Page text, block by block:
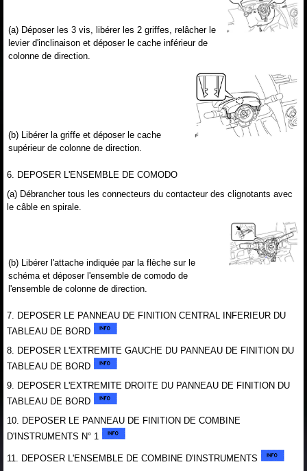
(a) Déposer les 3 vis, libérer les 2 griffes, relâcher le
levier d'inclinaison et déposer le cache inférieur de
colonne de direction.
(b) Libérer la griffe et déposer le cache
supérieur de colonne de direction.
6. DEPOSER L'ENSEMBLE DE COMODO
(a) Débrancher tous les connecteurs du contacteur des clignotants avec
le câble en spirale.
(b) Libérer l'attache indiquée par la flèche sur le
schéma et déposer l'ensemble de comodo de
l'ensemble de colonne de direction.
7. DEPOSER LE PANNEAU DE FINITION CENTRAL INFERIEUR DU
TABLEAU DE BORD
8. DEPOSER L'EXTREMITE GAUCHE DU PANNEAU DE FINITION DU
TABLEAU DE BORD
9. DEPOSER L'EXTREMITE DROITE DU PANNEAU DE FINITION DU
TABLEAU DE BORD
10. DEPOSER LE PANNEAU DE FINITION DE COMBINE
D'INSTRUMENTS N° 1
11. DEPOSER L'ENSEMBLE DE COMBINE D'INSTRUMENTS